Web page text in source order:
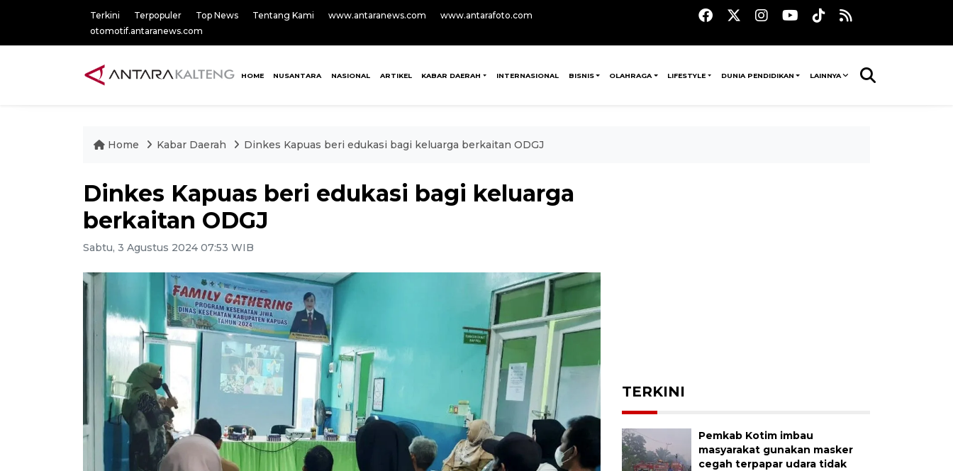
Terkini Terpopuler Top News Tentang Kami www.antaranews.com
www.antarafoto.com
otomotif.antaranews.com
HOME NUSANTARA NASIONAL ARTIKEL KABAR DAERAH INTERNASIONAL BISNIS OLAHRAGA LIFESTYLE DUNIA PENDIDIKAN LAINNYA
Home Kabar Daerah Dinkes Kapuas beri edukasi bagi keluarga berkaitan ODGJ
Dinkes Kapuas beri edukasi bagi keluarga
berkaitan ODGJ
Sabtu, 3 Agustus 2024 07:53 WIB
TERKINI
Pemkab Kotim imbau
masyarakat gunakan masker
cegah terpapar udara tidak